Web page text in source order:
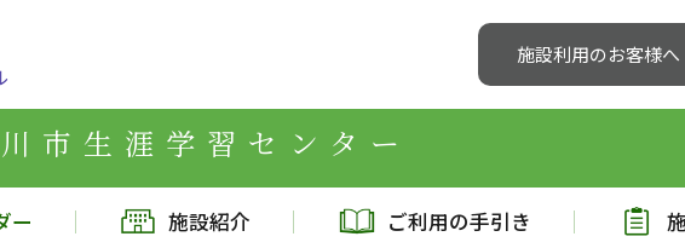
施設利用のお客様へ
市生涯学習センター
ー 施設紹介 ご利用の手引き